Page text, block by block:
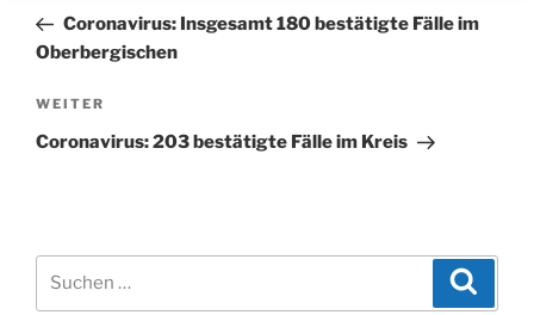
Beitrag
Coronavirus: Insgesamt 180 bestätigte Fälle im
Oberbergischen
Nächster
Beitrag
WEITER
Coronavirus: 203 bestätigte Fälle im Kreis